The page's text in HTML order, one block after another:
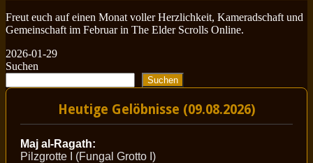
Freut euch auf einen Monat voller Herzlichkeit, Kameradschaft und
Gemeinschaft im Februar in The Elder Scrolls Online.
2026-01-29
Suchen
Suchen
Heutige Gelöbnisse (09.08.2026)
Maj al-Ragath:
Pilzgrotte I (Fungal Grotto I)